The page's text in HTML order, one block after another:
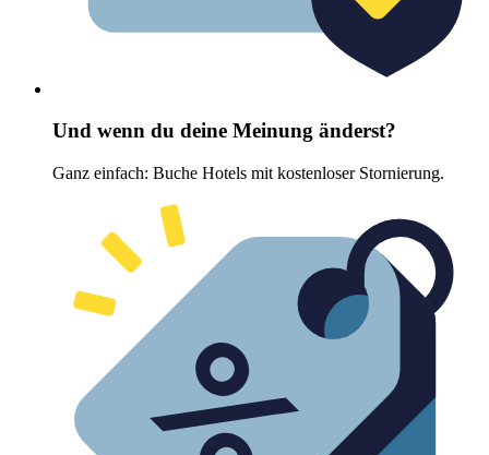
Und wenn du deine Meinung änderst?
Ganz einfach: Buche Hotels mit kostenloser Stornierung.